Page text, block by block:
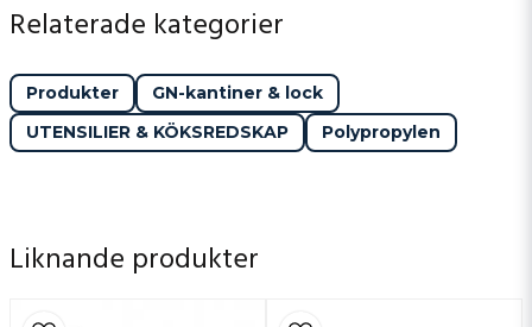
Relaterade kategorier
Produkter
GN-kantiner & lock
UTENSILIER & KÖKSREDSKAP
Polypropylen
Liknande produkter